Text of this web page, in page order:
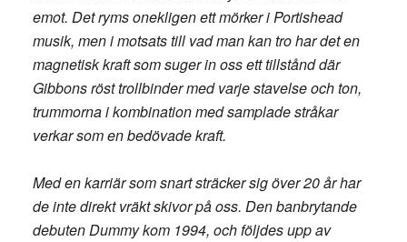
emot. Det ryms onekligen ett mörker i Portishead
musik, men i motsats till vad man kan tro har det en
magnetisk kraft som suger in oss ett tillstånd där
Gibbons röst trollbinder med varje stavelse och ton,
trummorna i kombination med samplade stråkar
verkar som en bedövade kraft.
Med en karriär som snart sträcker sig över 20 år har
de inte direkt vräkt skivor på oss. Den banbrytande
debuten Dummy kom 1994, och följdes upp av